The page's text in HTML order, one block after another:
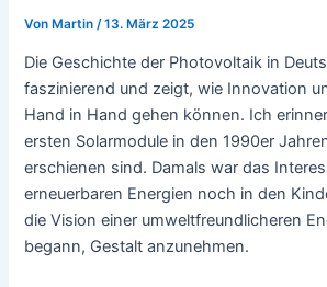
VonMartin /13. März 2025
Die Geschichte der Photovoltaik in
faszinierend und zeigt, wie Innovation
Hand in Hand gehen können. Ich
ersten Solarmodule in den 1990er
erschienen sind. Damals war das
erneuerbaren Energien noch in den
die Vision einer umweltfreundlicheren
begann, Gestalt anzunehmen.